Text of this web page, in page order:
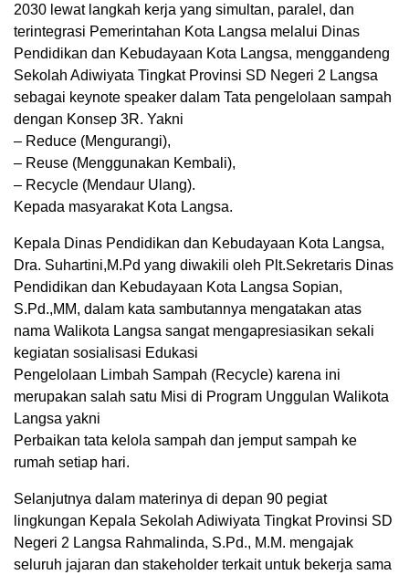
2030 lewat langkah kerja yang simultan, paralel, dan
terintegrasi Pemerintahan Kota Langsa melalui Dinas
Pendidikan dan Kebudayaan Kota Langsa, menggandeng
Sekolah Adiwiyata Tingkat Provinsi SD Negeri 2 Langsa
sebagai keynote speaker dalam Tata pengelolaan sampah
dengan Konsep 3R. Yakni
– Reduce (Mengurangi),
– Reuse (Menggunakan Kembali),
– Recycle (Mendaur Ulang).
Kepada masyarakat Kota Langsa.
Kepala Dinas Pendidikan dan Kebudayaan Kota Langsa,
Dra. Suhartini,M.Pd yang diwakili oleh Plt.Sekretaris Dinas
Pendidikan dan Kebudayaan Kota Langsa Sopian,
S.Pd.,MM, dalam kata sambutannya mengatakan atas
nama Walikota Langsa sangat mengapresiasikan sekali
kegiatan sosialisasi Edukasi
Pengelolaan Limbah Sampah (Recycle) karena ini
merupakan salah satu Misi di Program Unggulan Walikota
Langsa yakni
Perbaikan tata kelola sampah dan jemput sampah ke
rumah setiap hari.
Selanjutnya dalam materinya di depan 90 pegiat
lingkungan Kepala Sekolah Adiwiyata Tingkat Provinsi SD
Negeri 2 Langsa Rahmalinda, S.Pd., M.M. mengajak
seluruh jajaran dan stakeholder terkait untuk bekerja sama